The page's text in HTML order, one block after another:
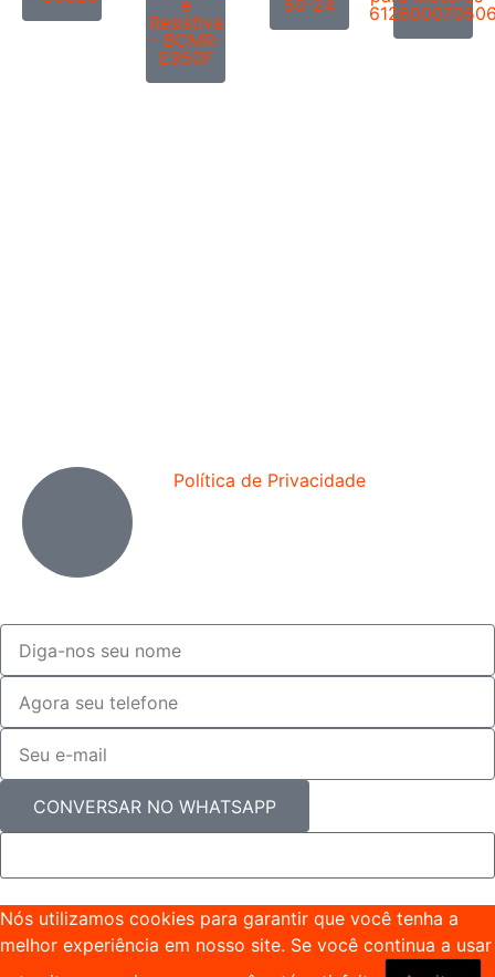
e
Resistiva
– BCMR-
E950F
50-24
Política de Privacidade
CONVERSAR NO WHATSAPP
Nós utilizamos cookies para garantir que você tenha a
melhor experiência em nosso site. Se você continua a usar